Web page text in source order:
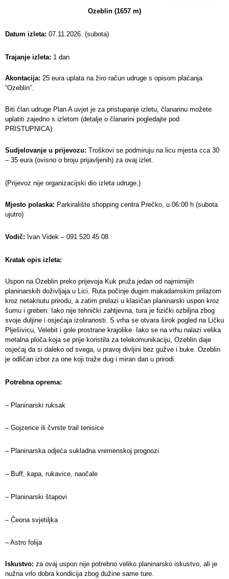
Ozeblin (1657 m)
Datum izleta: 07.11.2026. (subota)
Trajanje izleta: 1 dan
Akontacija: 25 eura uplata na žiro račun udruge s opisom plaćanja
“Ozeblin”.
Biti član udruge Plan A uvjet je za pristupanje izletu, članarinu možete
uplatiti zajedno s izletom (detalje o članarini pogledajte pod
PRISTUPNICA).
Sudjelovanje u prijevozu: Troškovi se podmiruju na licu mjesta cca 30
– 35 eura (ovisno o broju prijavljenih) za ovaj izlet.
(Prijevoz nije organizacijski dio izleta udruge.)
Mjesto polaska: Parkiralište shopping centra Prečko, u 06:00 h (subota
ujutro)
Vodič: Ivan Videk – 091 520 45 08
Kratak opis izleta:
Uspon na Ozeblin preko prijevoja Kuk pruža jedan od najmirnijih
planinarskih doživljaja u Lici. Ruta počinje dugim makadamskim prilazom
kroz netaknutu prirodu, a zatim prelazi u klasičan planinarski uspon kroz
šumu i greben. Iako nije tehnički zahtjevna, tura je fizički ozbiljna zbog
svoje duljine i osjećaja izoliranosti. S vrha se otvara širok pogled na Ličku
Plješivicu, Velebit i gole prostrane krajolike. Iako se na vrhu nalazi velika
metalna ploča koja se prije koristila za telekomunikaciju, Ozeblin daje
osjećaj da si daleko od svega, u pravoj divljini bez gužve i buke. Ozeblin
je odličan izbor za one koji traže dug i miran dan u prirodi.
Potrebna oprema:
– Planinarski ruksak
– Gojzerice ili čvrste trail tenisice
– Planinarska odjeća sukladna vremenskoj prognozi
– Buff, kapa, rukavice, naočale
– Planinarski štapovi
– Čeona svjetiljka
– Astro folija
Iskustvo: za ovaj uspon nije potrebno veliko planinarsko iskustvo, ali je
nužna vrlo dobra kondicija zbog dužine same ture.